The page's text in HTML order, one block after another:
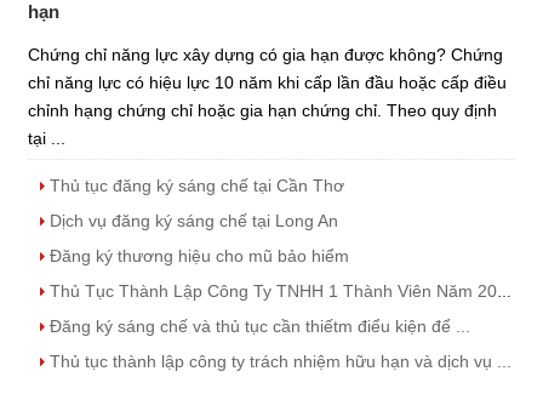
hạn
Chứng chỉ năng lực xây dựng có gia hạn được không? Chứng
chỉ năng lực có hiệu lực 10 năm khi cấp lần đầu hoặc cấp điều
chỉnh hạng chứng chỉ hoặc gia hạn chứng chỉ. Theo quy định
tại ...
Thủ tục đăng ký sáng chế tại Cần Thơ
Dịch vụ đăng ký sáng chế tại Long An
Đăng ký thương hiệu cho mũ bảo hiểm
Thủ Tục Thành Lập Công Ty TNHH 1 Thành Viên Năm 2023
Đăng ký sáng chế và thủ tục cần thiếtm điểu kiện để ...
Thủ tục thành lập công ty trách nhiệm hữu hạn và dịch vụ ...